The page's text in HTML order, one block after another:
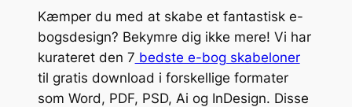
Kæmper du med at skabe et fantastisk e-
bogsdesign? Bekymre dig ikke mere! Vi har
kurateret den 7 bedste e-bog skabeloner
til gratis download i forskellige formater
som Word, PDF, PSD, Ai og InDesign. Disse